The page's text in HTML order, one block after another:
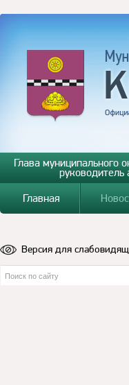
Глава муниципального
руководитель
Главная
Версия для